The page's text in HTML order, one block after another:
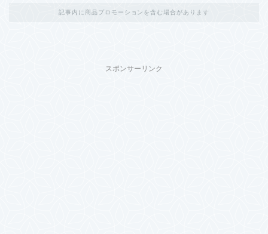
記事内に商品プロモーションを含む場合があります
スポンサーリンク